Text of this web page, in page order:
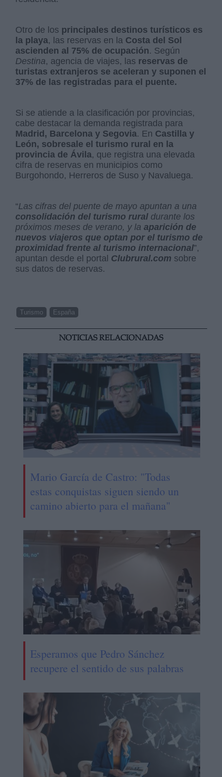
Otro de los principales destinos turísticos es
la playa, las reservas en la Costa del Sol
ascienden al 75% de ocupación. Según
Destina, agencia de viajes, las reservas de
turistas extranjeros se aceleran y suponen el
37% de las registradas para el puente.
Si se atiende a la clasificación por provincias,
cabe destacar la demanda registrada para
Madrid, Barcelona y Segovia. En Castilla y
León, sobresale el turismo rural en la
provincia de Ávila, que registra una elevada
cifra de reservas en municipios como
Burgohondo, Herreros de Suso y Navaluega.
“Las cifras del puente de mayo apuntan a una
consolidación del turismo rural durante los
próximos meses de verano, y laaparición de
nuevos viajeros que optan por el turismo de
proximidad frente al turismo internacional”,
apuntan desde el portal Clubrural.com sobre
sus datos de reservas.
Turismo España
NOTICIAS RELACIONADAS
Mario García de Castro: "Todas
estas conquistas siguen siendo un
camino abierto para el mañana"
Esperamos que Pedro Sánchez
recupere el sentido de sus palabras